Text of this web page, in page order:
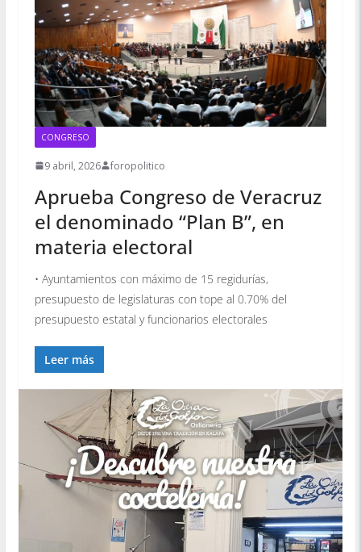
CONGRESO
9 abril, 2026 foropolitico
Aprueba Congreso de Veracruz
el denominado “Plan B”, en
materia electoral
• Ayuntamientos con máximo de 15 regidurías,
presupuesto de legislaturas con tope al 0.70% del
presupuesto estatal y funcionarios electorales
Leer más